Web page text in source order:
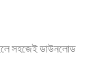
সহজেই ডাউনলোড